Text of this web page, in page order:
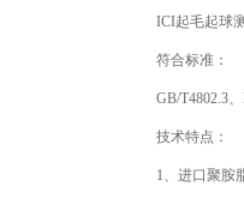
ICI起毛起球测
符合标准：
GB/T4802.3、
技术特点：
1、进口聚胺脂